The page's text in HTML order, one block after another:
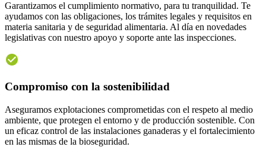
Garantizamos el cumplimiento normativo, para tu tranquilidad. Te
ayudamos con las obligaciones, los trámites legales y requisitos en
materia sanitaria y de seguridad alimentaria. Al día en novedades
legislativas con nuestro apoyo y soporte ante las inspecciones.
Compromiso con la sostenibilidad
Aseguramos explotaciones comprometidas con el respeto al medio
ambiente, que protegen el entorno y de producción sostenible. Con
un eficaz control de las instalaciones ganaderas y el fortalecimiento
en las mismas de la bioseguridad.